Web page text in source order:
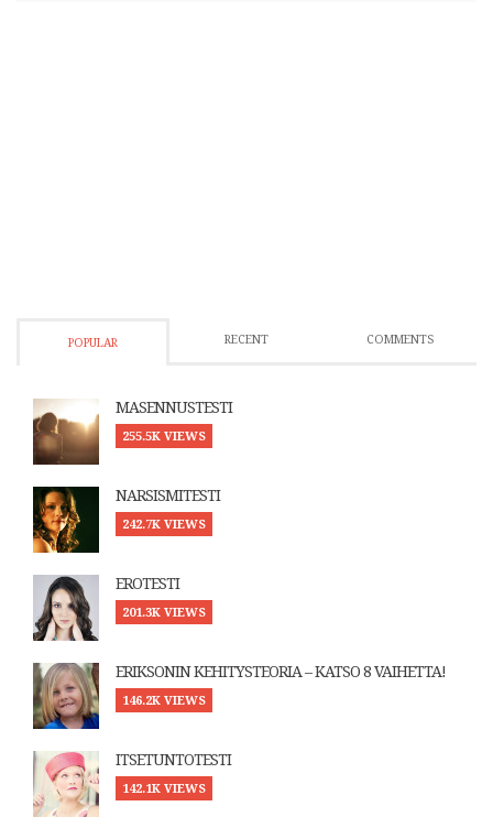
POPULAR RECENT COMMENTS
MASENNUSTESTI
255.5K VIEWS
NARSISMITESTI
242.7K VIEWS
EROTESTI
201.3K VIEWS
ERIKSONIN KEHITYSTEORIA – KATSO 8 VAIHETTA!
146.2K VIEWS
ITSETUNTOTESTI
142.1K VIEWS